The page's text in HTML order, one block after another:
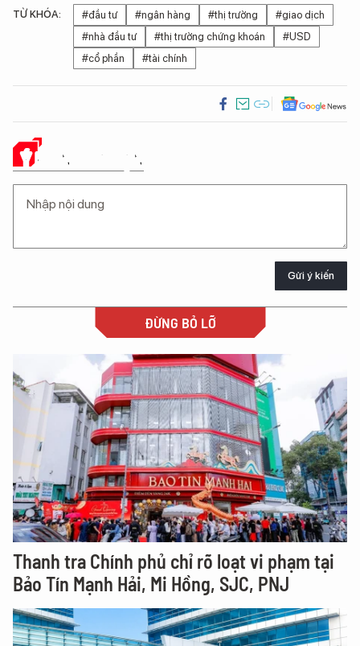
TỪ KHÓA: #đầu tư #ngân hàng #thị trường
#giao dịch
#nhà đầu tư
#thị trường chứng khoán
#USD
#cổ phần
#tài chính
Ý KIẾN CỦA BẠN
Gửi ý kiến
ĐỪNG BỎ LỠ
Thanh tra Chính phủ chỉ rõ loạt vi phạm tại
Bảo Tín Mạnh Hải, Mi Hồng, SJC, PNJ